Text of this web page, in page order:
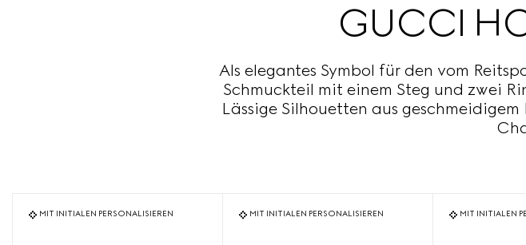
GUCCI
Als elegantes Symbol für den vom
Schmuckteil mit einem Steg und zwei
Lässige Silhouetten aus
MIT INITIALEN PERSONALISIEREN MIT INITIALEN PERSONALISIEREN MIT INITIALEN